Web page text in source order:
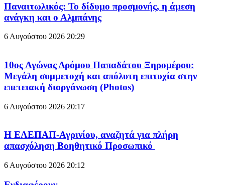
Παναιτωλικός: Το δίδυμο προσμονής, η άμεση
ανάγκη και ο Αλμπάνης
6 Αυγούστου 2026 20:29
10ος Αγώνας Δρόμου Παπαδάτου Ξηρομέρου:
Μεγάλη συμμετοχή και απόλυτη επιτυχία στην
επετειακή διοργάνωση (Photos)
6 Αυγούστου 2026 20:17
Η ΕΛΕΠΑΠ-Αγρινίου, αναζητά για πλήρη
απασχόληση Βοηθητικό Προσωπικό
6 Αυγούστου 2026 20:12